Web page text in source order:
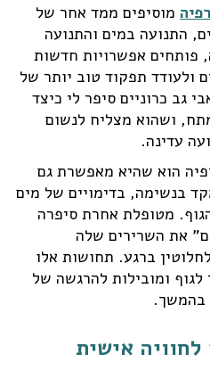
מוסיפים ממד אחר של
התנועה במים והתנועה
פותחים אפשרויות חדשות
ולעודד תפקוד טוב יותר של
גב כרוניים סיפר לי כיצד
ושהוא מצליח לנשום
עדינה.
הוא שהיא מאפשרת גם
בנשימה, בדימויים של מים
מטופלת אחרת סיפרה
את השרירים שלה
ברגע. תחושות אלו
לגוף ומובילות להרגשה של
בהמשך.
אישית